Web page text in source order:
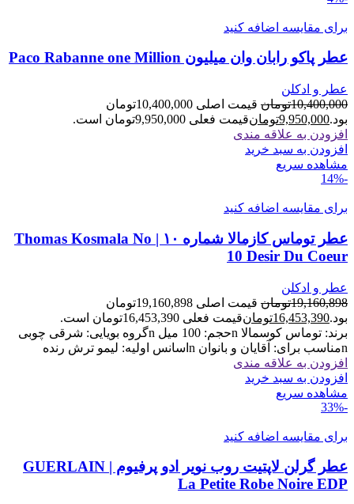
برای مقایسه اضافه کنید
عطر پاکو رابان وان میلیون Paco Rabanne one Million
عطر و ادکلن
10,400,000تومان
قیمت اصلی 10,400,000تومان
بود.9,950,000تومانقیمت فعلی 9,950,000تومان است.
افزودن به علاقه مندی
افزودن به سبد خرید
مشاهده سریع
-14%
برای مقایسه اضافه کنید
عطر توماس کازمالا شماره ۱۰ | Thomas Kosmala No
10 Desir Du Coeur
عطر و ادکلن
19,160,898تومان
قیمت اصلی 19,160,898تومان
بود.16,453,390تومانقیمت فعلی 16,453,390تومان است.
برند: توماس کوسمالا nحجم: 100 میل nگروه بویایی: شرقی چوبی
nمناسب برای: آقایان و بانوان nاسانس اولیه: لیمو ترش رنده
افزودن به علاقه مندی
افزودن به سبد خرید
مشاهده سریع
-33%
برای مقایسه اضافه کنید
عطر گرلن لاپتیت روب نویر ادو پرفیوم | GUERLAIN
La Petite Robe Noire EDP